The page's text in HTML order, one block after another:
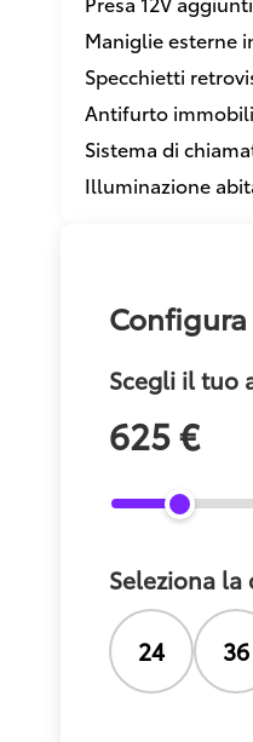
Maniglie esterne
Specchietti
Antifurto
Sistema di
Illuminazione
Scegli il tuo
625 €
Seleziona la
24 36